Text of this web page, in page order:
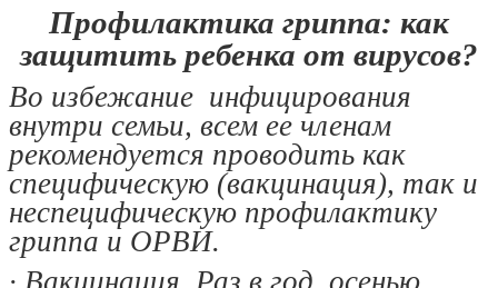
Профилактика гриппа: как
защитить ребенка от вирусов?
Во избежание инфицирования
внутри семьи, всем ее членам
рекомендуется проводить как
специфическую (вакцинация), так и
неспецифическую профилактику
гриппа и ОРВИ.